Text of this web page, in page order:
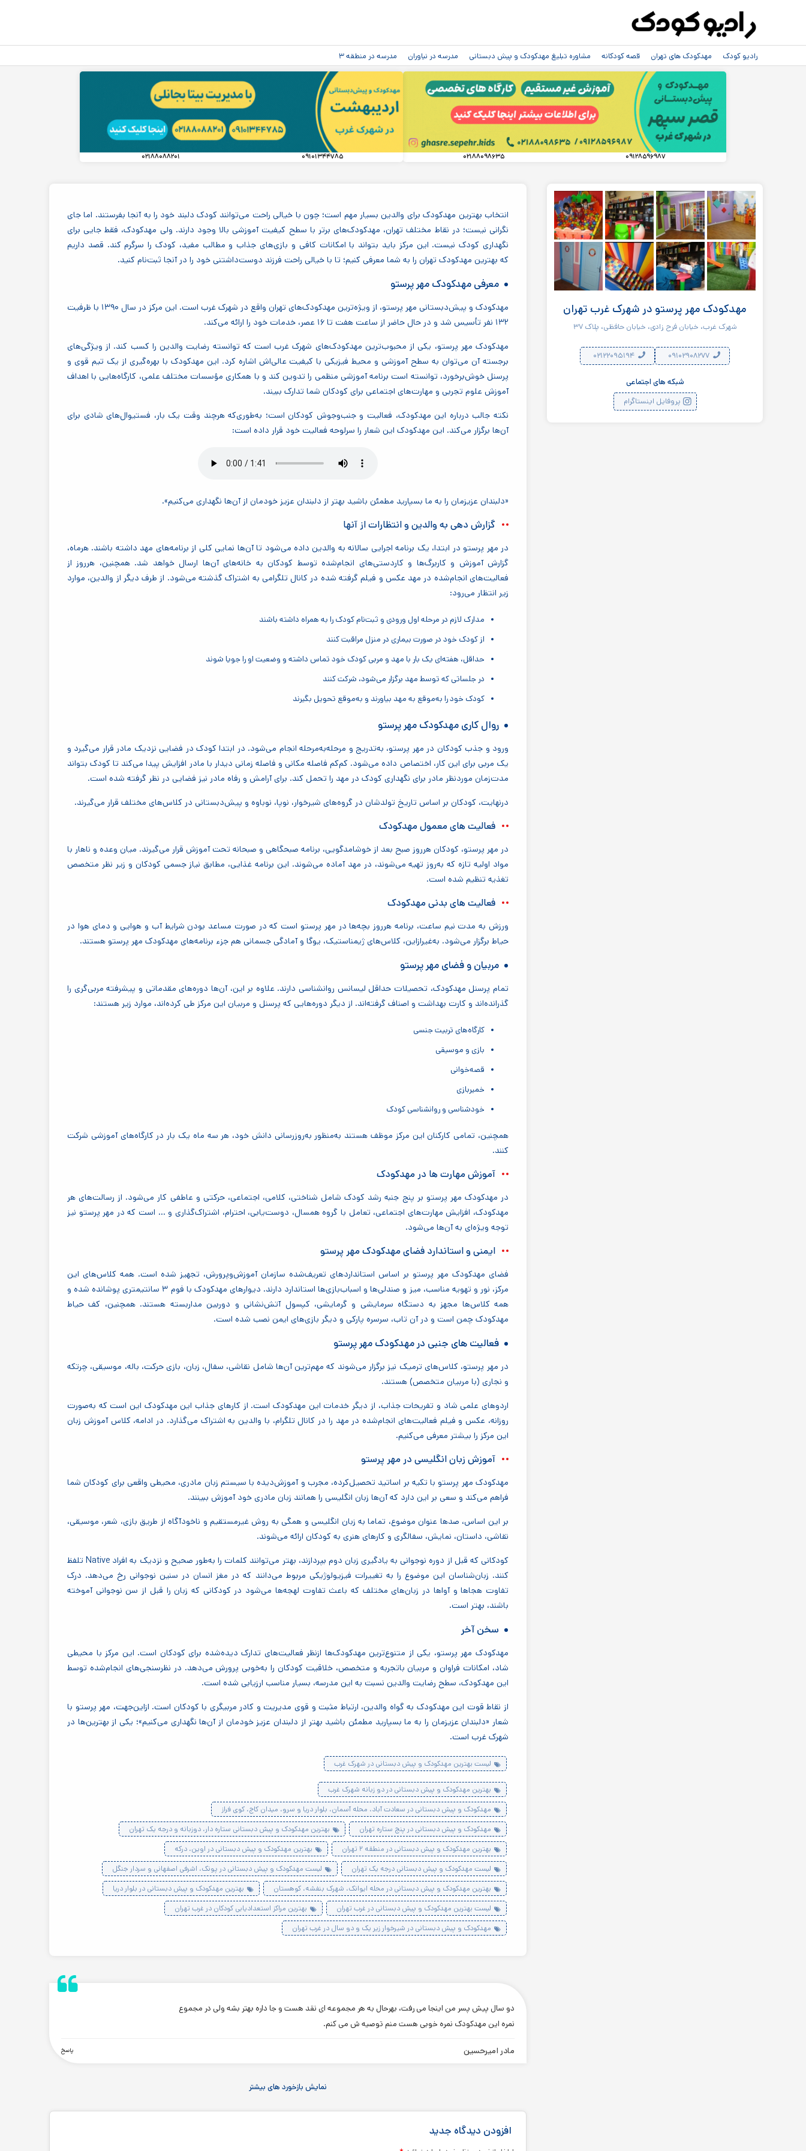
رادیو کودک مهدکودک های تهران قصه کودکانه مشاوره تبلیغ مهدکودک و پیش دبستانی مدرسه در نیاوران مدرسه در منطقه ۳
۰۹۱۲۸۵۹۶۹۸۷ ۰۲۱۸۸۰۹۸۶۳۵ ۰۹۱۰۱۳۴۴۷۸۵ ۰۲۱۸۸۰۸۸۲۰۱
مهدکودک مهر پرستو در شهرک غرب تهران
شهرک غرب، خیابان فرح زادی، خیابان حافظی، پلاک ۳۷
۰۹۱۰۲۹۰۸۲۷۷ ۰۲۱۲۲۰۹۵۱۹۴
شبکه های اجتماعی
پروفایل اینستاگرام
انتخاب بهترین مهدکودک برای والدین بسیار مهم است؛ چون با خیالی راحت می‌توانند کودک دلبند خود را به آنجا بفرستند. اما جای
نگرانی نیست؛ در نقاط مختلف تهران، مهدکودک‌های برتر با سطح کیفیت آموزشی بالا وجود دارند. ولی مهدکودک، فقط جایی برای
نگهداری کودک نیست. این مرکز باید بتواند با امکانات کافی و بازی‌های جذاب و مطالب مفید، کودک را سرگرم کند. قصد داریم
که بهترین مهدکودک تهران را به شما معرفی کنیم؛ تا با خیالی راحت فرزند دوست‌داشتنی خود را در آنجا ثبت‌نام کنید.
معرفی مهدکودک مهر پرستو
مهدکودک و پیش‌دبستانی مهر پرستو، از ویژه‌ترین مهدکودک‌های تهران واقع در شهرک غرب است. این مرکز در سال ۱۳۹۰ با ظرفیت
۱۳۲ نفر تأسیس شد و در حال حاضر از ساعت هفت تا ۱۶ عصر، خدمات خود را ارائه می‌کند.
مهدکودک مهر پرستو، یکی از محبوب‌ترین مهدکودک‌های شهرک غرب است که توانسته رضایت والدین را کسب کند. از ویژگی‌های
برجسته آن می‌توان به سطح آموزشی و محیط فیزیکی با کیفیت عالی‌اش اشاره کرد. این مهدکودک با بهره‌گیری از یک تیم قوی و
پرسنل خوش‌برخورد، توانسته است برنامه آموزشی منظمی را تدوین کند و با همکاری مؤسسات مختلف علمی، کارگاه‌هایی با اهداف
آموزش علوم تجربی و مهارت‌های اجتماعی برای کودکان شما تدارک ببیند.
نکته جالب درباره این مهدکودک، فعالیت و جنب‌وجوش کودکان است؛ به‌طوری‌که هرچند وقت یک بار، فستیوال‌های شادی برای
آن‌ها برگزار می‌کند. این مهدکودک این شعار را سرلوحه فعالیت خود قرار داده است:
«دلبندان عزیزمان را به ما بسپارید مطمئن باشید بهتر از دلبندان عزیز خودمان از آن‌ها نگهداری می‌کنیم».
گزارش دهی به والدین و انتظارات از آنها
در مهر پرستو در ابتدا، یک برنامه اجرایی سالانه به والدین داده می‌شود تا آن‌ها نمایی کلی از برنامه‌های مهد داشته باشند. هرماه،
گزارش آموزش و کاربرگ‌ها و کاردستی‌های انجام‌شده توسط کودکان به خانه‌های آن‌ها ارسال خواهد شد. همچنین، هرروز از
فعالیت‌های انجام‌شده در مهد عکس و فیلم گرفته شده در کانال تلگرامی به اشتراک گذشته می‌شود. از طرف دیگر از والدین، موارد
زیر انتظار می‌رود:
مدارک لازم در مرحله اول ورودی و ثبت‌نام کودک را به همراه داشته باشند
از کودک خود در صورت بیماری در منزل مراقبت کنند
حداقل، هفته‌ای یک بار با مهد و مربی کودک خود تماس داشته و وضعیت او را جویا شوند
در جلساتی که توسط مهد برگزار می‌شود، شرکت کنند
کودک خود را به‌موقع به مهد بیاورند و به‌موقع تحویل بگیرند
روال کاری مهدکودک مهر پرستو
ورود و جذب کودکان در مهر پرستو، به‌تدریج و مرحله‌به‌مرحله انجام می‌شود. در ابتدا کودک در فضایی نزدیک مادر قرار می‌گیرد و
یک مربی برای این کار، اختصاص داده می‌شود. کم‌کم فاصله مکانی و فاصله زمانی دیدار با مادر افزایش پیدا می‌کند تا کودک بتواند
مدت‌زمان موردنظر مادر برای نگهداری کودک در مهد را تحمل کند. برای آرامش و رفاه مادر نیز فضایی در نظر گرفته شده است.
درنهایت، کودکان بر اساس تاریخ تولدشان در گروه‌های شیرخوار، نوپا، نوباوه و پیش‌دبستانی در کلاس‌های مختلف قرار می‌گیرند.
فعالیت های معمول مهدکودک
در مهر پرستو، کودکان هرروز صبح بعد از خوشامدگویی، برنامه صبحگاهی و صبحانه تحت آموزش قرار می‌گیرند. میان وعده و ناهار با
مواد اولیه تازه که به‌روز تهیه می‌شوند، در مهد آماده می‌شوند. این برنامه غذایی، مطابق نیاز جسمی کودکان و زیر نظر متخصص
تغذیه تنظیم شده است.
فعالیت های بدنی مهدکودک
ورزش به مدت نیم ساعت، برنامه هرروز بچه‌ها در مهر پرستو است که در صورت مساعد بودن شرایط آب و هوایی و دمای هوا در
حیاط برگزار می‌شود. به‌غیرازاین، کلاس‌های ژیمناستیک، یوگا و آمادگی جسمانی هم جزء برنامه‌های مهدکودک مهر پرستو هستند.
مربیان و فضای مهر پرستو
تمام پرسنل مهدکودک، تحصیلات حداقل لیسانس روانشناسی دارند. علاوه بر این، آن‌ها دوره‌های مقدماتی و پیشرفته مربی‌گری را
گذرانده‌اند و کارت بهداشت و اصناف گرفته‌اند. از دیگر دوره‌هایی که پرسنل و مربیان این مرکز طی کرده‌اند، موارد زیر هستند:
کارگاه‌های تربیت جنسی
بازی و موسیقی
قصه‌خوانی
خمیربازی
خودشناسی و روانشناسی کودک
همچنین، تمامی کارکنان این مرکز موظف هستند به‌منظور به‌روزرسانی دانش خود، هر سه ماه یک بار در کارگاه‌های آموزشی شرکت
کنند.
آموزش مهارت ها در مهدکودک
در مهدکودک مهر پرستو بر پنج جنبه رشد کودک شامل شناختی، کلامی، اجتماعی، حرکتی و عاطفی کار می‌شود. از رسالت‌های هر
مهدکودک، افزایش مهارت‌های اجتماعی، تعامل با گروه همسال، دوست‌یابی، احترام، اشتراک‌گذاری و ... است که در مهر پرستو نیز
توجه ویژه‌ای به آن‌ها می‌شود.
ایمنی و استاندارد فضای مهدکودک مهر پرستو
فضای مهدکودک مهر پرستو بر اساس استانداردهای تعریف‌شده سازمان آموزش‌وپرورش، تجهیز شده است. همه کلاس‌های این
مرکز، نور و تهویه مناسب، میز و صندلی‌ها و اسباب‌بازی‌ها استاندارد دارند. دیوارهای مهدکودک با فوم ۳ سانتیمتری پوشانده شده و
همه کلاس‌ها مجهز به دستگاه سرمایشی و گرمایشی، کپسول آتش‌نشانی و دوربین مداربسته هستند. همچنین، کف حیاط
مهدکودک چمن است و در آن تاب، سرسره پارکی و دیگر بازی‌های ایمن نصب شده است.
فعالیت های جنبی در مهدکودک مهر پرستو
در مهر پرستو، کلاس‌های ترمیک نیز برگزار می‌شوند که مهم‌ترین آن‌ها شامل نقاشی، سفال، زبان، بازی حرکت، باله، موسیقی، چرتکه
و نجاری (با مربیان متخصص) هستند.
اردوهای علمی شاد و تفریحات جذاب، از دیگر خدمات این مهدکودک است. از کارهای جذاب این مهدکودک این است که به‌صورت
روزانه، عکس و فیلم فعالیت‌های انجام‌شده در مهد را در کانال تلگرام، با والدین به اشتراک می‌گذارد. در ادامه، کلاس آموزش زبان
این مرکز را بیشتر معرفی می‌کنیم.
آموزش زبان انگلیسی در مهر پرستو
مهدکودک مهر پرستو با تکیه بر اساتید تحصیل‌کرده، مجرب و آموزش‌دیده با سیستم زبان مادری، محیطی واقعی برای کودکان شما
فراهم می‌کند و سعی بر این دارد که آن‌ها زبان انگلیسی را همانند زبان مادری خود آموزش ببینند.
بر این اساس، صدها عنوان موضوع، تماما به زبان انگلیسی و همگی به روش غیرمستقیم و ناخودآگاه از طریق بازی، شعر، موسیقی،
نقاشی، داستان، نمایش، سفالگری و کارهای هنری به کودکان ارائه می‌شوند.
کودکانی که قبل از دوره نوجوانی به یادگیری زبان دوم بپردازند، بهتر می‌توانند کلمات را به‌طور صحیح و نزدیک به افراد Nativeتلفظ
کنند. زبان‌شناسان این موضوع را به تغییرات فیزیولوژیکی مربوط می‌دانند که در مغز انسان در سنین نوجوانی رخ می‌دهد. درک
تفاوت هجاها و آواها در زبان‌های مختلف که باعث تفاوت لهجه‌ها می‌شود در کودکانی که زبان را قبل از سن نوجوانی آموخته
باشند، بهتر است.
سخن آخر
مهدکودک مهر پرستو، یکی از متنوع‌ترین مهدکودک‌ها ازنظر فعالیت‌های تدارک دیده‌شده برای کودکان است. این مرکز با محیطی
شاد، امکانات فراوان و مربیان باتجربه و متخصص، خلاقیت کودکان را به‌خوبی پرورش می‌دهد. در نظرسنجی‌های انجام‌شده توسط
این مهدکودک، سطح رضایت والدین نسبت به این مدرسه، بسیار مناسب ارزیابی شده است.
از نقاط قوت این مهدکودک به گواه والدین، ارتباط مثبت و قوی مدیریت و کادر مربیگری با کودکان است. ازاین‌جهت، مهر پرستو با
شعار «دلبندان عزیزمان را به ما بسپارید مطمئن باشید بهتر از دلبندان عزیز خودمان از آن‌ها نگهداری می‌کنیم»؛ یکی از بهترین‌ها در
شهرک غرب است.
لیست بهترین مهدکودک و پیش دبستانی در شهرک غرب
بهترین مهدکودک و پیش دبستانی در دو زبانه شهرک غرب
مهدکودک و پیش دبستانی در سعادت آباد، محله آسمان، بلوار دریا و سرو، میدان کاج، کوی فراز
مهدکودک و پیش دبستانی در پنج ستاره تهران
بهترین مهدکودک و پیش دبستانی ستاره دار، دوزبانه و درجه یک تهران
بهترین مهدکودک و پیش دبستانی در منطقه ۲ تهران
بهترین مهدکودک و پیش دبستانی در اوین، درکه
لیست مهدکودک و پیش دبستانی درجه یک تهران
لیست مهدکودک و پیش دبستانی در پونک، اشرفی اصفهانی و سردار جنگل
بهترین مهدکودک و پیش دبستانی در محله ایوانک، شهرک بنفشه، کوهستان
بهترین مهدکودک و پیش دبستانی در بلوار دریا
لیست بهترین مهدکودک و پیش دبستانی در غرب تهران
بهترین مراکز استعدادیابی کودکان در غرب تهران
مهدکودک و پیش دبستانی در شیرخوار زیر یک و دو سال در غرب تهران
پاسخ
دو سال پیش پسر من اینجا می رفت، بهرحال به هر مجموعه ای نقد هست و جا داره بهتر بشه ولی در مجموع
نمره این مهدکودک نمره خوبی هست منم توصیه ش می کنم.
مادر امیرحسین
نمایش بازخورد های بیشتر
افزودن دیدگاه جدید